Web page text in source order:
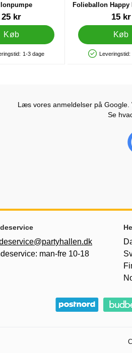
25 kr
Køb
På lager
1-3 dage
Folieballon Happy
35 cm
15 kr
Køb
Leveringstid:
Læs vores anmeldelser på Google.
Se
links
man-fre 10-18